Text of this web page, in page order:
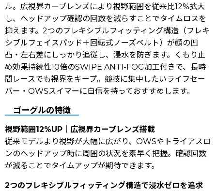
ル。広視界カーブレンズにより視野範囲を従来比12%拡大
し、ヘッドアップ確認の回数を減らすことでタイムロスを
抑えます。2つのフレキシブルフィッティング構造（フレキ
シブルフェイスパッド＋回転式ノーズベルト）が顔の凹
凸・左右差にしっかり追従し、浸水を防ぎます。くもり止
め効果持続性10倍のSWIPE ANTI-FOG加工付きで、長時
間レースでも視界をキープ。競技に集中したいライフセー
バー・OWSスイマーに自信を持っておすすめします。
ゴーグルの特徴
視野範囲12%UP｜広視界カーブレンズ搭載
従来モデルより視野が大幅に広がり、OWSやトライアスロ
ンのヘッドアップ時に周囲の状況を素早く把握。確認回数
が減ることでタイムアップが期待できます。
2つのフレキシブルフィッティング構造で浸水ゼロを追求